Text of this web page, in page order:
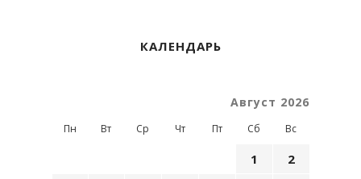
КАЛЕНДАРЬ
Август 2026
Пн Вт Ср Чт Пт Сб Вс
1
2